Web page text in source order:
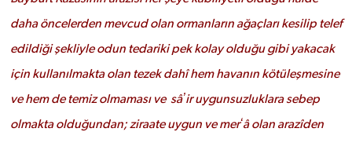
daha öncelerden mevcud olan ormanların ağaçları kesilip telef
edildiği şekliyle odun tedariki pek kolay olduğu gibi yakacak
için kullanılmakta olan tezek dahî hem havanın kötüleşmesine
ve hem de temiz olmaması ve sâʼir uygunsuzluklara sebep
olmakta olduğundan; ziraate uygun ve merʻâ olan arazîden